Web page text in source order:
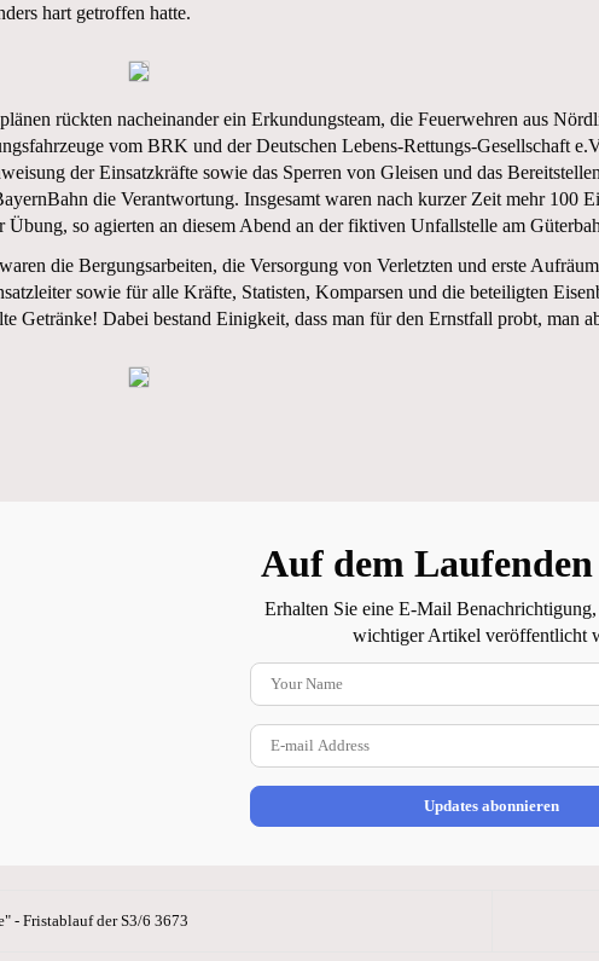
hart getroffen hatte.
rückten nacheinander ein Erkundungsteam, die Feuerwehren aus
vom BRK und der Deutschen Lebens-Rettungs-Gesellschaft
der Einsatzkräfte sowie das Sperren von Gleisen und das
die Verantwortung. Insgesamt waren nach kurzer Zeit mehr 100
Übung, so agierten an diesem Abend an der fiktiven Unfallstelle am
die Bergungsarbeiten, die Versorgung von Verletzten und erste
sowie für alle Kräfte, Statisten, Komparsen und die beteiligten
Getränke! Dabei bestand Einigkeit, dass man für den Ernstfall probt, man
Auf dem
Erhalten Sie eine E-Mail
wichtiger Artikel veröffentlicht
Updates abonnieren
- Fristablauf der S3/6 3673